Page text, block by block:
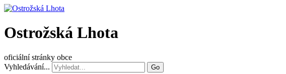
Ostrožská Lhota
oficiální stránky obce
Vyhledávání...
Go